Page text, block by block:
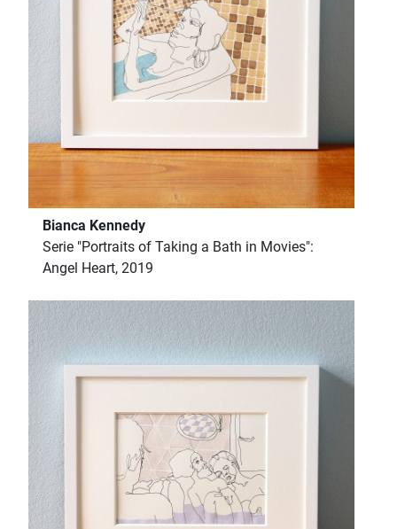
Bianca Kennedy
Serie "Portraits of Taking a Bath in Movies":
Angel Heart, 2019